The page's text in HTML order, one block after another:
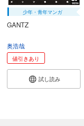
少年・青年マンガ
GANTZ
奥浩哉
値引きあり
試し読み